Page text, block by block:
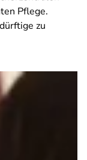
Pflege.
zu